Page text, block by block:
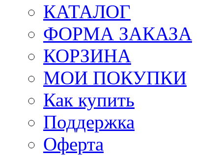
КАТАЛОГ
ФОРМА ЗАКАЗА
КОРЗИНА
МОИ ПОКУПКИ
Как купить
Поддержка
Оферта